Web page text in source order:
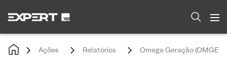
Ações Relatórios Omega Geração